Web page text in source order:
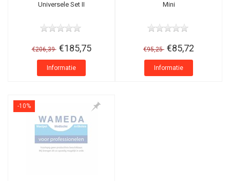
Universele Set II
€206,39 €185,75
Informatie
Mini
€95,25 €85,72
Informatie
-10%